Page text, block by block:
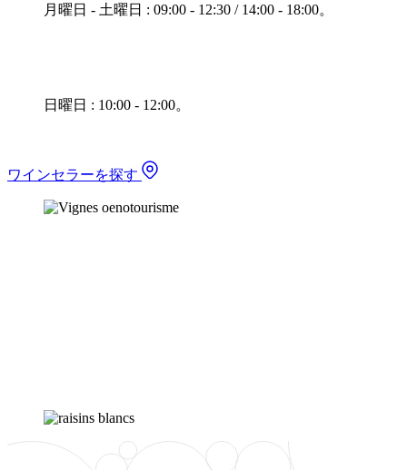
月曜日 - 土曜日 : 09:00 - 12:30 / 14:00 - 18:00。
日曜日 : 10:00 - 12:00。
ワインセラーを探す